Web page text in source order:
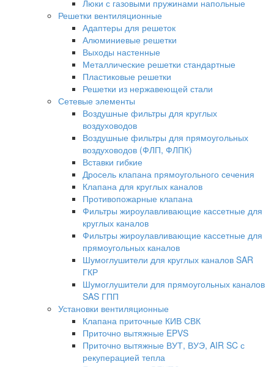
Люки с газовыми пружинами напольные
Решетки вентиляционные
Адаптеры для решеток
Алюминиевые решетки
Выходы настенные
Металлические решетки стандартные
Пластиковые решетки
Решетки из нержавеющей стали
Сетевые элементы
Воздушные фильтры для круглых
воздуховодов
Воздушные фильтры для прямоугольных
воздуховодов (ФЛП, ФЛПК)
Вставки гибкие
Дросель клапана прямоугольного сечения
Клапана для круглых каналов
Противопожарные клапана
Фильтры жироулавливающие кассетные для
круглых каналов
Фильтры жироулавливающие кассетные для
прямоугольных каналов
Шумоглушители для круглых каналов SAR
ГКР
Шумоглушители для прямоугольных каналов
SAS ГПП
Установки вентиляционные
Клапана приточные КИВ СВК
Приточно вытяжные EPVS
Приточно вытяжные ВУТ, ВУЭ, AIR SC с
рекуперацией тепла